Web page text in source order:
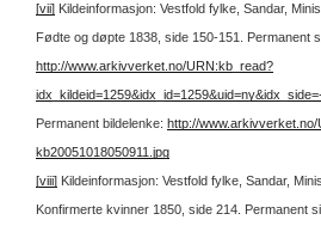
[vii] Kildeinformasjon: Vestfold fylke, Sandar,
Fødte og døpte 1838, side 150-151. Permanent
http://www.arkivverket.no/URN:kb_read?
Permanent bildelenke: http://
kb20051018050911.jpg
[viii] Kildeinformasjon: Vestfold fylke, Sandar,
Konfirmerte kvinner 1850, side 214. Permanent